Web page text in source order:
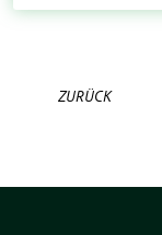
ZURÜCK